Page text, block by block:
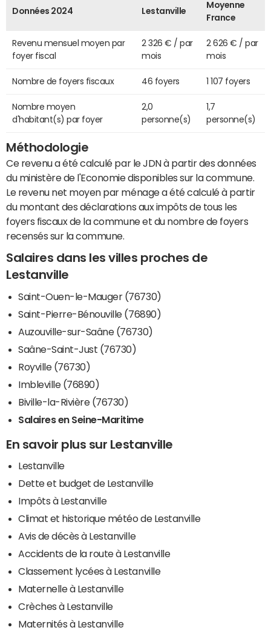
Données 2024 Lestanville
Moyenne
France
Revenu mensuel moyen par
foyer fiscal
2 326 € / par
mois
2 626 € / par
mois
Nombre de foyers fiscaux 46 foyers 1 107 foyers
Nombre moyen
d'habitant(s) par foyer
2,0
personne(s)
1,7
personne(s)
Méthodologie
Ce revenu a été calculé par le JDN à partir des données
du ministère de l'Economie disponibles sur la commune.
Le revenu net moyen par ménage a été calculé à partir
du montant des déclarations aux impôts de tous les
foyers fiscaux de la commune et du nombre de foyers
recensés sur la commune.
Salaires dans les villes proches de
Lestanville
Saint-Ouen-le-Mauger (76730)
Saint-Pierre-Bénouville (76890)
Auzouville-sur-Saâne (76730)
Saâne-Saint-Just (76730)
Royville (76730)
Imbleville (76890)
Biville-la-Rivière (76730)
Salaires en Seine-Maritime
En savoir plus sur Lestanville
Lestanville
Dette et budget de Lestanville
Impôts à Lestanville
Climat et historique météo de Lestanville
Avis de décès à Lestanville
Accidents de la route à Lestanville
Classement lycées à Lestanville
Maternelle à Lestanville
Crèches à Lestanville
Maternités à Lestanville